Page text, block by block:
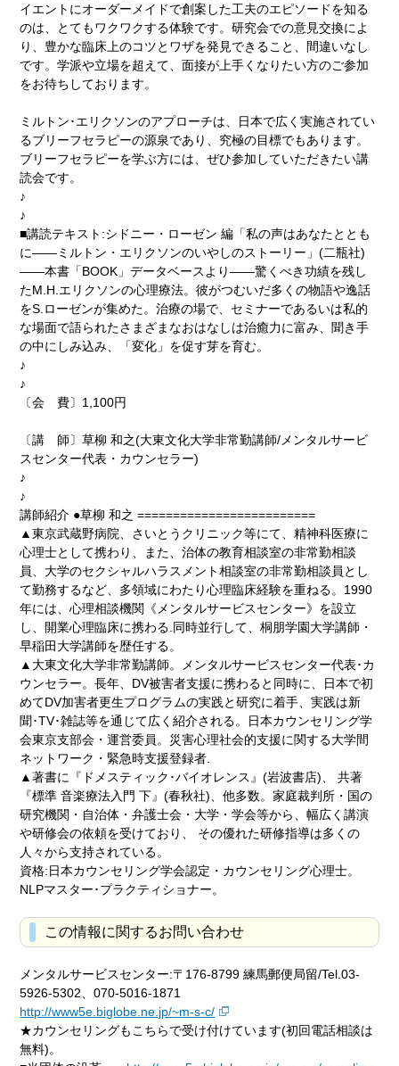
イエントにオーダーメイドで創案した工夫のエピソードを知る
のは、とてもワクワクする体験です。研究会での意見交換によ
り、豊かな臨床上のコツとワザを発見できること、間違いなし
です。学派や立場を超えて、面接が上手くなりたい方のご参加
をお待ちしております。
ミルトン･エリクソンのアプローチは、日本で広く実施されてい
るブリーフセラピーの源泉であり、究極の目標でもあります。
ブリーフセラピーを学ぶ方には、ぜひ参加していただきたい講
読会です。
♪
♪
■講読テキスト:シドニー・ローゼン 編「私の声はあなたととも
に――ミルトン・エリクソンのいやしのストーリー」(二瓶社)
――本書「BOOK」データベースより――驚くべき功績を残し
たM.H.エリクソンの心理療法。彼がつむいだ多くの物語や逸話
をS.ローゼンが集めた。治療の場で、セミナーであるいは私的
な場面で語られたさまざまなおはなしは治癒力に富み、聞き手
の中にしみ込み、「変化」を促す芽を育む。
♪
♪
〔会 費〕1,100円
〔講 師〕草柳 和之(大東文化大学非常勤講師/メンタルサービ
スセンター代表・カウンセラー)
♪
♪
講師紹介 ●草柳 和之 =========================
▲東京武蔵野病院、さいとうクリニック等にて、精神科医療に
心理士として携わり、また、治体の教育相談室の非常勤相談
員、大学のセクシャルハラスメント相談室の非常勤相談員とし
て勤務するなど、多領域にわたり心理臨床経験を重ねる。1990
年には、心理相談機関《メンタルサービスセンター》を設立
し、開業心理臨床に携わる.同時並行して、桐朋学園大学講師・
早稲田大学講師を歴任する。
▲大東文化大学非常勤講師。メンタルサービスセンター代表･カ
ウンセラー。長年、DV被害者支援に携わると同時に、日本で初
めてDV加害者更生プログラムの実践と研究に着手、実践は新
聞･TV･雑誌等を通じて広く紹介される。日本カウンセリング学
会東京支部会・運営委員。災害心理社会的支援に関する大学間
ネットワーク・緊急時支援登録者.
▲著書に『ドメスティック･バイオレンス』(岩波書店)、 共著
『標準 音楽療法入門 下』(春秋社)、他多数。家庭裁判所・国の
研究機関・自治体・弁護士会・大学・学会等から、幅広く講演
や研修会の依頼を受けており、 その優れた研修指導は多くの
人々から支持されている。
資格:日本カウンセリング学会認定・カウンセリング心理士。
NLPマスター･プラクティショナー。
この情報に関するお問い合わせ
メンタルサービスセンター:〒176-8799 練馬郵便局留/Tel.03-
5926-5302、070-5016-1871
http://www5e.biglobe.ne.jp/~m-s-c/
★カウンセリングもこちらで受け付けています(初回電話相談は
無料)。